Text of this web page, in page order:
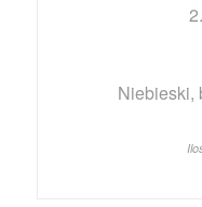
Niebieski,